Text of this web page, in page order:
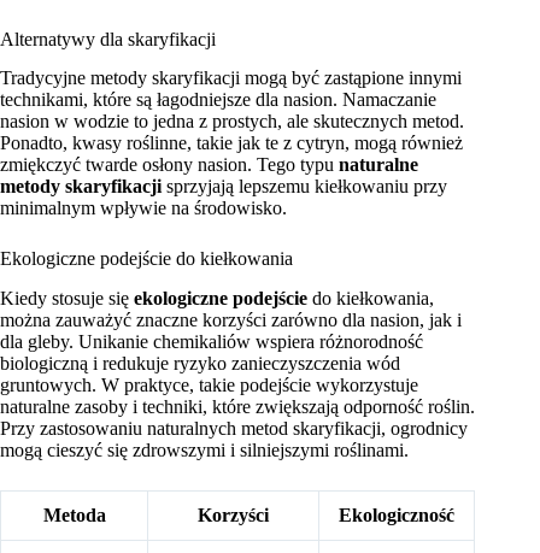
Alternatywy dla skaryfikacji
Tradycyjne metody skaryfikacji mogą być zastąpione innymi
technikami, które są łagodniejsze dla nasion. Namaczanie
nasion w wodzie to jedna z prostych, ale skutecznych metod.
Ponadto, kwasy roślinne, takie jak te z cytryn, mogą również
zmiękczyć twarde osłony nasion. Tego typu naturalne
metody skaryfikacji sprzyjają lepszemu kiełkowaniu przy
minimalnym wpływie na środowisko.
Ekologiczne podejście do kiełkowania
Kiedy stosuje się ekologiczne podejście do kiełkowania,
można zauważyć znaczne korzyści zarówno dla nasion, jak i
dla gleby. Unikanie chemikaliów wspiera różnorodność
biologiczną i redukuje ryzyko zanieczyszczenia wód
gruntowych. W praktyce, takie podejście wykorzystuje
naturalne zasoby i techniki, które zwiększają odporność roślin.
Przy zastosowaniu naturalnych metod skaryfikacji, ogrodnicy
mogą cieszyć się zdrowszymi i silniejszymi roślinami.
Metoda Korzyści Ekologiczność